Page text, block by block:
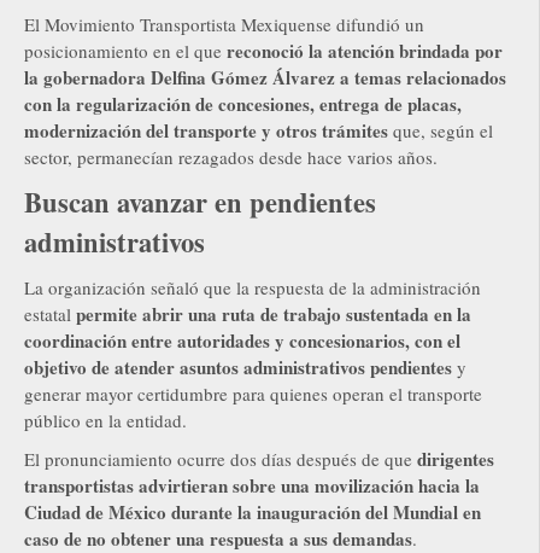
El Movimiento Transportista Mexiquense difundió un
posicionamiento en el que reconoció la atención brindada por
la gobernadora Delfina Gómez Álvarez a temas relacionados
con la regularización de concesiones, entrega de placas,
modernización del transporte y otros trámites que, según el
sector, permanecían rezagados desde hace varios años.
Buscan avanzar en pendientes
administrativos
La organización señaló que la respuesta de la administración
estatal permite abrir una ruta de trabajo sustentada en la
coordinación entre autoridades y concesionarios, con el
objetivo de atender asuntos administrativos pendientes y
generar mayor certidumbre para quienes operan el transporte
público en la entidad.
El pronunciamiento ocurre dos días después de que dirigentes
transportistas advirtieran sobre una movilización hacia la
Ciudad de México durante la inauguración del Mundial en
caso de no obtener una respuesta a sus demandas.